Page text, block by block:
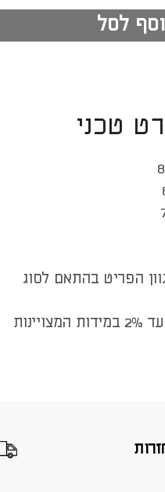
לסל
טכני
הפריט בהתאם לסוג